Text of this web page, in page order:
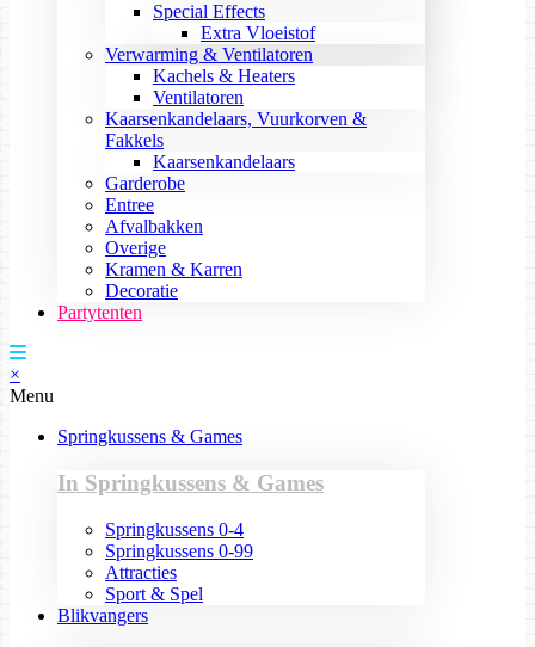
Special Effects
Extra Vloeistof
Verwarming & Ventilatoren
Kachels & Heaters
Ventilatoren
Kaarsenkandelaars, Vuurkorven &
Fakkels
Kaarsenkandelaars
Garderobe
Entree
Afvalbakken
Overige
Kramen & Karren
Decoratie
Partytenten
×
Menu
Springkussens & Games
In Springkussens & Games
Springkussens 0-4
Springkussens 0-99
Attracties
Sport & Spel
Blikvangers